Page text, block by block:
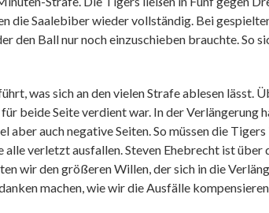
die Saalebiber wieder vollständig. Bei
den Ball nur noch einzuschieben brauchte.
was sich an den vielen Strafe ablesen lässt.
beide Seite verdient war. In der
aber auch negative Seiten. So müssen die
verletzt ausfallen. Steven Ehebrecht ist
wir den größeren Willen, der sich in die
machen, wie wir die Ausfälle